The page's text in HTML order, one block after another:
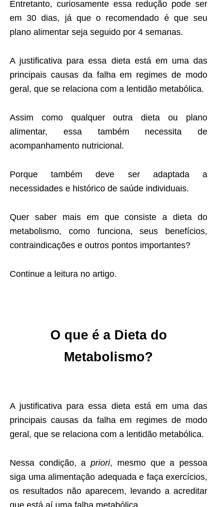
Entretanto, curiosamente essa redução pode ser
em 30 dias, já que o recomendado é que seu
plano alimentar seja seguido por 4 semanas.
A justificativa para essa dieta está em uma das
principais causas da falha em regimes de modo
geral, que se relaciona com a lentidão metabólica.
Assim como qualquer outra dieta ou plano
alimentar, essa também necessita de
acompanhamento nutricional.
Porque também deve ser adaptada a
necessidades e histórico de saúde individuais.
Quer saber mais em que consiste a dieta do
metabolismo, como funciona, seus benefícios,
contraindicações e outros pontos importantes?
Continue a leitura no artigo.
O que é a Dieta do
Metabolismo?
A justificativa para essa dieta está em uma das
principais causas da falha em regimes de modo
geral, que se relaciona com a lentidão metabólica.
Nessa condição, apriori, mesmo que a pessoa
siga uma alimentação adequada e faça exercícios,
os resultados não aparecem, levando a acreditar